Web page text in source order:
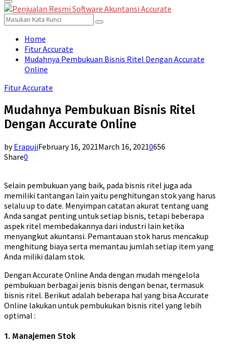
for:
Primary
Menu
Search
for:
Search
Home
Fitur Accurate
Mudahnya Pembukuan Bisnis Ritel Dengan Accurate
Online
Fitur Accurate
Mudahnya Pembukuan Bisnis Ritel
Dengan Accurate Online
byErapujiFebruary 16, 2021March 16, 20210656
Share0
Selain pembukuan yang baik, pada bisnis ritel juga ada
memiliki tantangan lain yaitu penghitungan stok yang harus
selalu up to date. Menyimpan catatan akurat tentang uang
Anda sangat penting untuk setiap bisnis, tetapi beberapa
aspek ritel membedakannya dari industri lain ketika
menyangkut akuntansi. Pemantauan stok harus mencakup
menghitung biaya serta memantau jumlah setiap item yang
Anda miliki dalam stok.
Dengan Accurate Online Anda dengan mudah mengelola
pembukuan berbagai jenis bisnis dengan benar, termasuk
bisnis ritel. Berikut adalah beberapa hal yang bisa Accurate
Online lakukan untuk pembukukan bisnis ritel yang lebih
optimal :
1. Manajemen Stok